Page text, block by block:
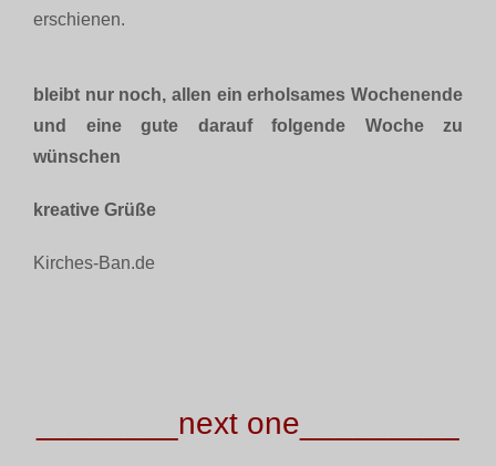
erschienen.
bleibt nur noch, allen ein erholsames Wochenende
und eine gute darauf folgende Woche zu
wünschen
kreative Grüße
Kirches-Ban.de
________next one_________